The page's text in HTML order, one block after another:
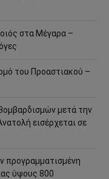
στα Μέγαρα –
του Προαστιακού –
μετά την
εισέρχεται σε
προγραμματισμένη
ύψους 800